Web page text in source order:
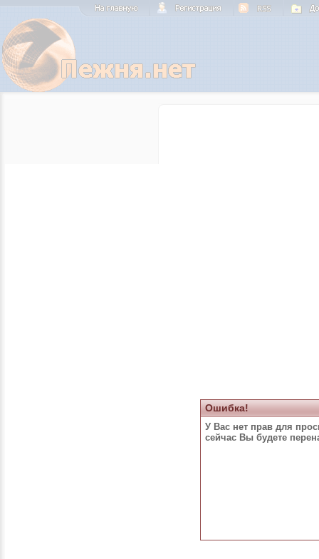
Ошибка!
У Вас нет прав для
сейчас Вы будете